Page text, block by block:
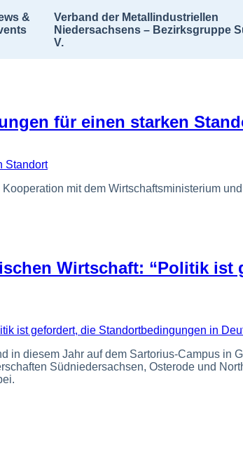
&
Verband der Metallindustriellen
Niedersachsens – Bezirksgruppe
V.
für einen starken
mit dem Wirtschaftsministerium
Wirtschaft: “Politik
in diesem Jahr auf dem Sartorius-Campus
Südniedersachsen, Osterode und